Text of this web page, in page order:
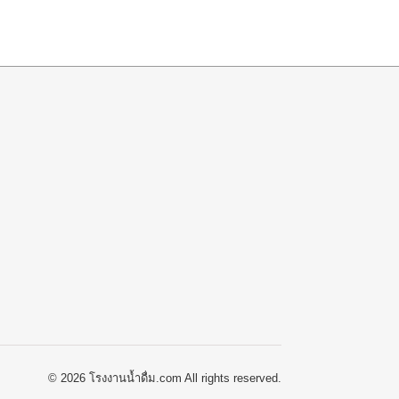
© 2026 โรงงานน้ำดื่ม.com All rights reserved.